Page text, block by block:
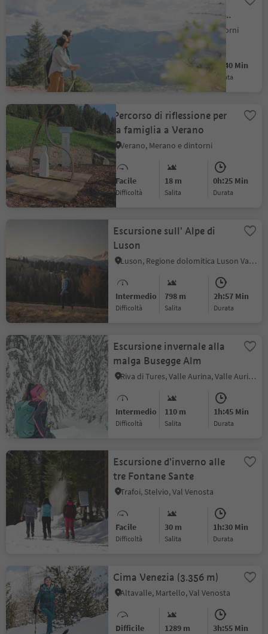
con partenza alla fermata
Alpenrose
Postal, Verano, Merano e dintorni
0h:40 Min
durata
Percorso di riflessione per
la famiglia a Verano
Verano, Merano e dintorni
Facile
Difficoltà
18 m
Salita
0h:25 Min
durata
Escursione sull' Alpe di
Luson
Luson, Regione dolomitica Luson Val di Funes
Intermedio
Difficoltà
798 m
Salita
2h:57 Min
durata
Escursione invernale alla
malga Busegge Alm
Riva di Tures, Valle Aurina, Valle Aurina
Intermedio
Difficoltà
110 m
Salita
1h:45 Min
durata
Escursione d'inverno alle
tre Fontane Sante
Trafoi, Stelvio, Val Venosta
Facile
Difficoltà
30 m
Salita
1h:30 Min
durata
Cima Venezia (3.356 m)
Altavalle, Martello, Val Venosta
Difficile 1289 m 3h:55 Min